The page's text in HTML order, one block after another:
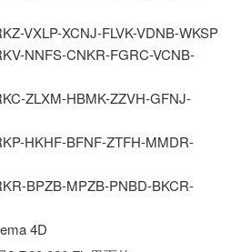
VXLP-XCNJ-FLVK-VDNB-WKSP
NNFS-CNKR-FGRC-VCNB-
ZLXM-HBMK-ZZVH-GFNJ-
HKHF-BFNF-ZTFH-MMDR-
BPZB-MPZB-PNBD-BKCR-
4D